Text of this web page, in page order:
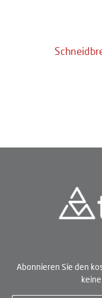
Abonnieren Sie den